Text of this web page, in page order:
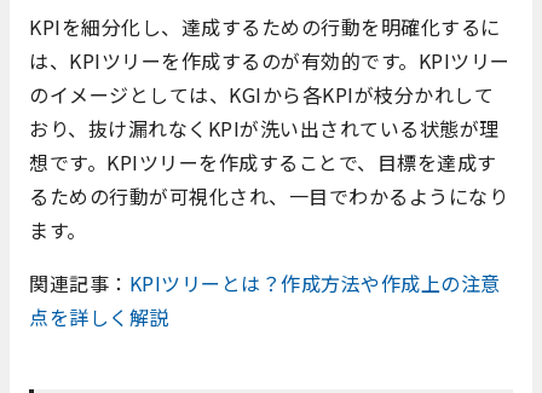
KPIを細分化し、達成するための行動を明確化するに
は、KPIツリーを作成するのが有効的です。KPIツリー
のイメージとしては、KGIから各KPIが枝分かれして
おり、抜け漏れなくKPIが洗い出されている状態が理
想です。KPIツリーを作成することで、目標を達成す
るための行動が可視化され、一目でわかるようになり
ます。
関連記事： KPIツリーとは？作成方法や作成上の注意
点を詳しく解説